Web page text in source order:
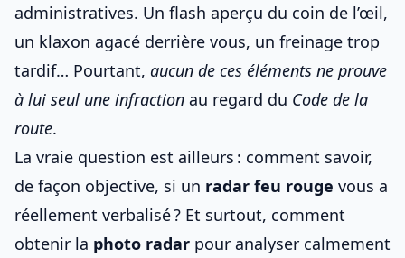
administratives. Un flash aperçu du coin de l’œil,
un klaxon agacé derrière vous, un freinage trop
tardif… Pourtant, aucun de ces éléments ne prouve
à lui seul une infraction au regard du Code de la
route.
La vraie question est ailleurs : comment savoir,
de façon objective, si un radar feu rouge vous a
réellement verbalisé ? Et surtout, comment
obtenir la photo radar pour analyser calmement